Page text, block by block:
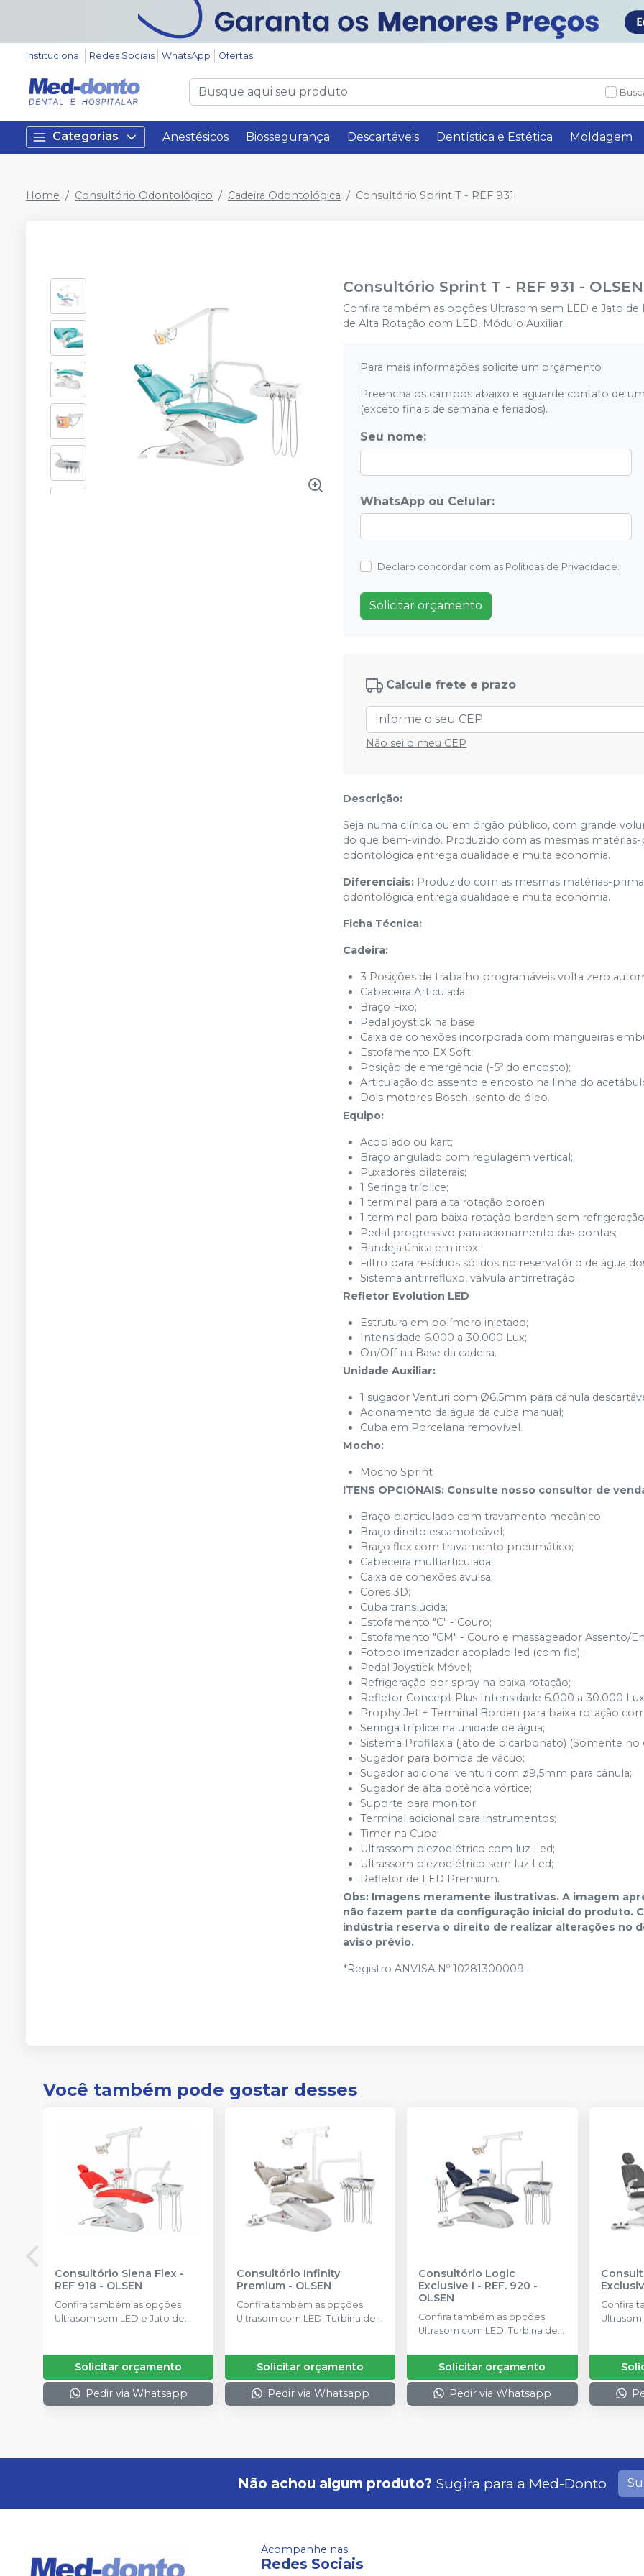
Institucional Redes Sociais WhatsApp Ofertas
Categorias Anestésicos Biossegurança Descartáveis Dentística e Estética Moldagem
Home Consultório Odontológico Cadeira Odontológica Consultório Sprint T - REF 931
Consultório Sprint T - REF 931 - OLSEN
Confira também as opções Ultrasom sem LED e Jato
de Alta Rotação com LED, Módulo Auxiliar.
Para mais informações solicite um orçamento
Preencha os campos abaixo e aguarde contato de
(exceto finais de semana e feriados).
Seu nome:
WhatsApp ou Celular:
Declaro concordar com as Políticas de Privacidade.
Solicitar orçamento
Calcule frete e prazo
Não sei o meu CEP
Descrição:
Seja numa clínica ou em órgão público, com grande
do que bem-vindo. Produzido com as mesmas
odontológica entrega qualidade e muita economia.
Diferenciais: Produzido com as mesmas matérias-
odontológica entrega qualidade e muita economia.
Ficha Técnica:
Cadeira:
3 Posições de trabalho programáveis volta zero
Cabeceira Articulada;
Braço Fixo;
Pedal joystick na base
Caixa de conexões incorporada com mangueiras
Estofamento EX Soft;
Posição de emergência (-5º do encosto);
Articulação do assento e encosto na linha do
Dois motores Bosch, isento de óleo.
Equipo:
Acoplado ou kart;
Braço angulado com regulagem vertical;
Puxadores bilaterais;
1 Seringa tríplice;
1 terminal para alta rotação borden;
1 terminal para baixa rotação borden sem
Pedal progressivo para acionamento das pontas;
Bandeja única em inox;
Filtro para resíduos sólidos no reservatório de água
Sistema antirrefluxo, válvula antirretração.
Refletor Evolution LED
Estrutura em polímero injetado;
Intensidade 6.000 a 30.000 Lux;
On/Off na Base da cadeira.
Unidade Auxiliar:
1 sugador Venturi com Ø6,5mm para cânula
Acionamento da água da cuba manual;
Cuba em Porcelana removível.
Mocho:
Mocho Sprint
ITENS OPCIONAIS: Consulte nosso consultor de
Braço biarticulado com travamento mecânico;
Braço direito escamoteável;
Braço flex com travamento pneumático;
Cabeceira multiarticulada;
Caixa de conexões avulsa;
Cores 3D;
Cuba translúcida;
Estofamento "C" - Couro;
Estofamento "CM" - Couro e massageador Assento/
Fotopolimerizador acoplado led (com fio);
Pedal Joystick Móvel;
Refrigeração por spray na baixa rotação;
Refletor Concept Plus Intensidade 6.000 a 30.000
Prophy Jet + Terminal Borden para baixa rotação
Seringa tríplice na unidade de água;
Sistema Profilaxia (jato de bicarbonato) (Somente no
Sugador para bomba de vácuo;
Sugador adicional venturi com ø9,5mm para cânula;
Sugador de alta potência vórtice;
Suporte para monitor;
Terminal adicional para instrumentos;
Timer na Cuba;
Ultrassom piezoelétrico com luz Led;
Ultrassom piezoelétrico sem luz Led;
Refletor de LED Premium.
Obs: Imagens meramente ilustrativas. A imagem
não fazem parte da configuração inicial do produto.
indústria reserva o direito de realizar alterações no
aviso prévio.
*Registro ANVISA Nº 10281300009.
Você também pode gostar desses
Consultório Siena Flex -
REF 918 - OLSEN
Confira também as opções
Ultrasom sem LED e Jato de
Auxiliar e Touch
Solicitar orçamento
Pedir via Whatsapp
Consultório Infinity
Premium - OLSEN
Confira também as opções
Ultrasom com LED, Turbina de
Solicitar orçamento
Pedir via Whatsapp
Consultório Logic
Exclusive I - REF. 920 -
OLSEN
Confira também as opções
Ultrasom com LED, Turbina de
Massageador
Solicitar orçamento
Pedir via Whatsapp
Confira
Não achou algum produto? Sugira para a Med-Donto
Acompanhe nas
Redes Sociais